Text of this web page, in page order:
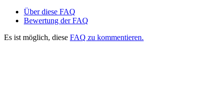
Über diese FAQ
Bewertung der FAQ
Es ist möglich, diese FAQ zu kommentieren.